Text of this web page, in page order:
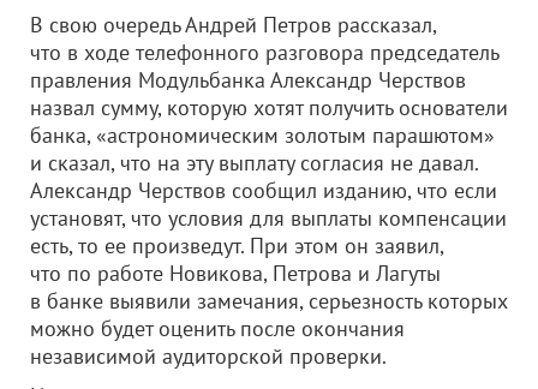
В свою очередь Андрей Петров рассказал,
что в ходе телефонного разговора председатель
правления Модульбанка Александр Черствов
назвал сумму, которую хотят получить основатели
банка, «астрономическим золотым парашютом»
и сказал, что на эту выплату согласия не давал.
Александр Черствов сообщил изданию, что если
установят, что условия для выплаты компенсации
есть, то ее произведут. При этом он заявил,
что по работе Новикова, Петрова и Лагуты
в банке выявили замечания, серьезность которых
можно будет оценить после окончания
независимой аудиторской проверки.